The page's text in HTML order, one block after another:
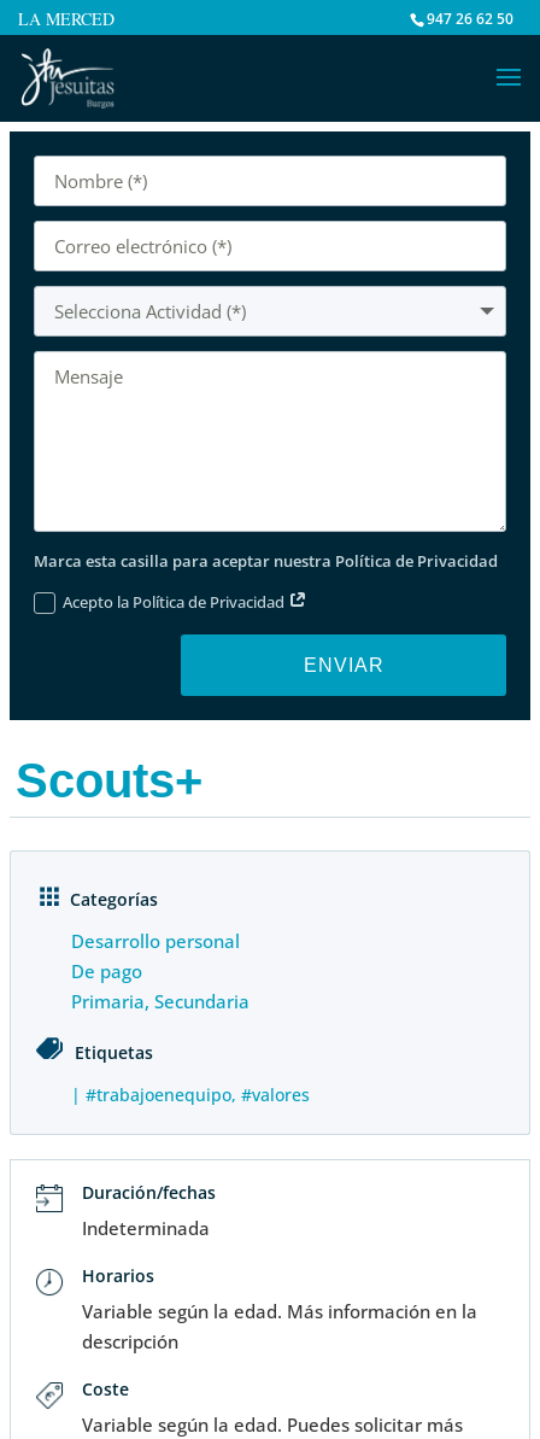
947 26 62 50
LA MERCED
Marca esta casilla para aceptar nuestra Política de Privacidad
Acepto la Política de Privacidad
ENVIAR
Scouts+
Categorías
Desarrollo personal
De pago
Primaria, Secundaria
Etiquetas
| #trabajoenequipo #valores
Duración/fechas
Indeterminada
Horarios
Variable según la edad. Más información en la
descripción
Coste
Variable según la edad. Puedes solicitar más